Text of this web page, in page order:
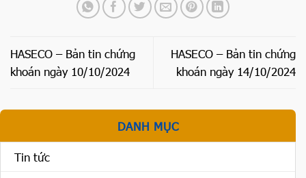
HASECO – Bản tin chứng
khoán ngày 10/10/2024
HASECO – Bản tin chứng
khoán ngày 14/10/2024
DANH MỤC
Tin tức